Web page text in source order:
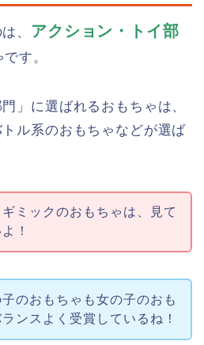
、
アクション・トイ部
す。
」に選ばれるおもちゃは、
ル系のおもちゃなどが選ば
ミックのおもちゃは、見て
！
のおもちゃも女の子のおも
ンスよく受賞しているね！